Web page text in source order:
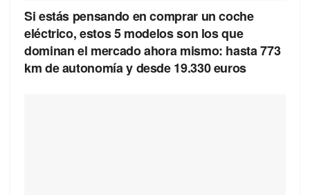
Si estás pensando en comprar un coche
eléctrico, estos 5 modelos son los que
dominan el mercado ahora mismo: hasta 773
km de autonomía y desde 19.330 euros